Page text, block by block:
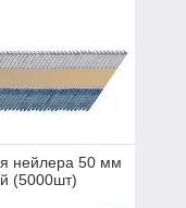
нейлера 50 мм
(5000шт)